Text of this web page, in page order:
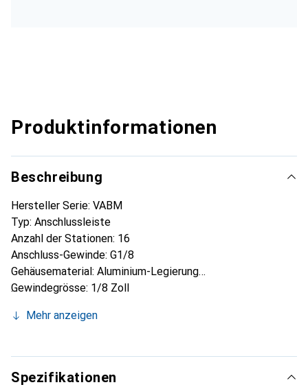
Produktinformationen
Beschreibung
Hersteller Serie: VABM
Typ: Anschlussleiste
Anzahl der Stationen: 16
Anschluss-Gewinde: G1/8
Gehäusematerial: Aluminium-Legierung
Gewindegrösse: 1/8 Zoll
Zur Verwendung mit: Sockelventile der Serie VUVG-B
Mehr anzeigen
Spezifikationen